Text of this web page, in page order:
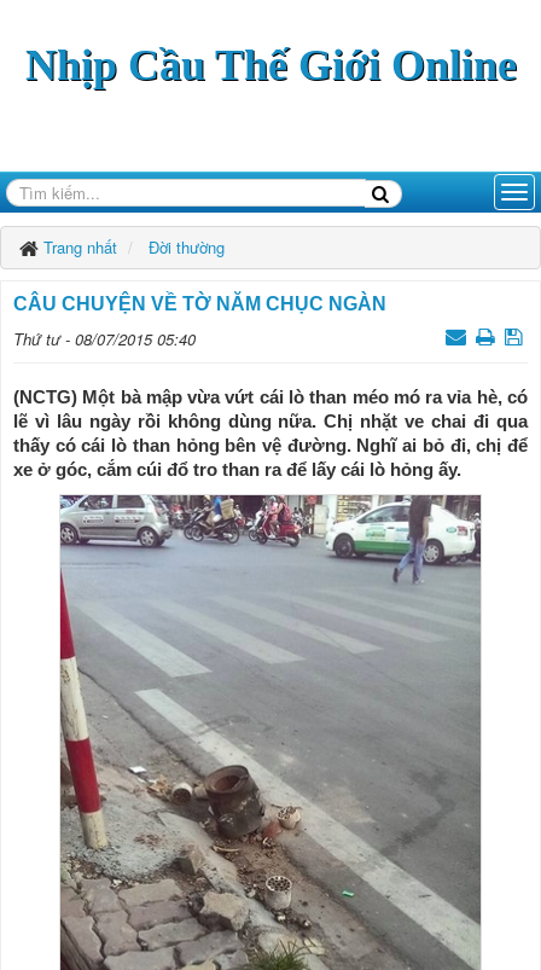
Nhịp Cầu Thế Giới Online
Trang nhất Đời thường
CÂU CHUYỆN VỀ TỜ NĂM CHỤC NGÀN
Thứ tư - 08/07/2015 05:40
(NCTG) Một bà mập vừa vứt cái lò than méo mó ra vỉa hè, có
lẽ vì lâu ngày rồi không dùng nữa. Chị nhặt ve chai đi qua
thấy có cái lò than hỏng bên vệ đường. Nghĩ ai bỏ đi, chị để
xe ở góc, cắm cúi đổ tro than ra để lấy cái lò hỏng ấy.